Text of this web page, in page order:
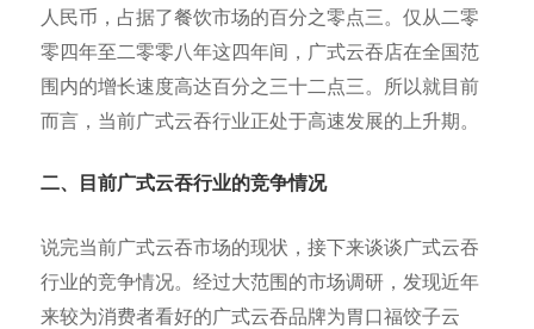
人民币，占据了餐饮市场的百分之零点三。仅从二零
零四年至二零零八年这四年间，广式云吞店在全国范
围内的增长速度高达百分之三十二点三。所以就目前
而言，当前广式云吞行业正处于高速发展的上升期。
二、目前广式云吞行业的竞争情况
说完当前广式云吞市场的现状，接下来谈谈广式云吞
行业的竞争情况。经过大范围的市场调研，发现近年
来较为消费者看好的广式云吞品牌为胃口福饺子云